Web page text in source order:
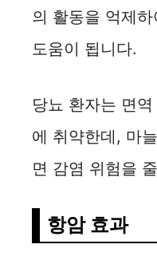
의 활동을 억제
도움이 됩니다.
당뇨 환자는 면
에 취약한데, 마
면 감염 위험을
항암 효과